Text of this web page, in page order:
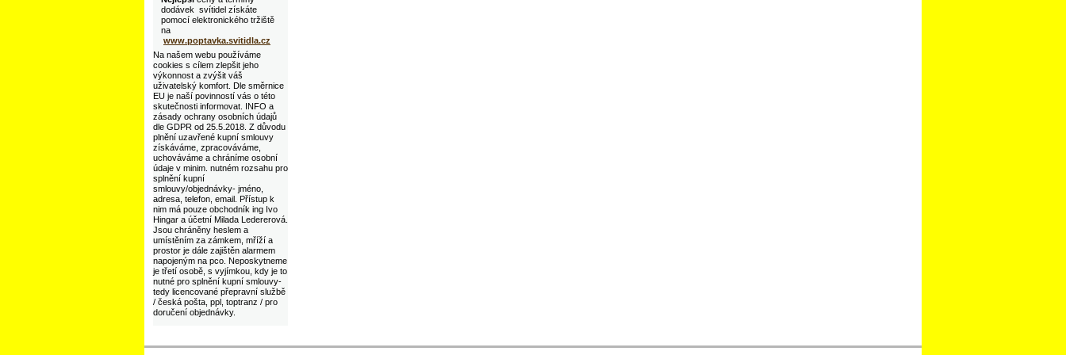
dodávek svítidel získáte
pomocí elektronického tržiště
na
www.poptavka.svitidla.cz
Na našem webu používáme
cookies s cílem zlepšit jeho
výkonnost a zvýšit váš
uživatelský komfort. Dle směrnice
EU je naší povinností vás o této
skutečnosti informovat. INFO a
zásady ochrany osobních údajů
dle GDPR od 25.5.2018. Z důvodu
plnění uzavřené kupní smlouvy
získáváme, zpracováváme,
uchováváme a chráníme osobní
údaje v minim. nutném rozsahu pro
splnění kupní
smlouvy/objednávky- jméno,
adresa, telefon, email. Přístup k
nim má pouze obchodník ing Ivo
Hingar a účetní Milada Ledererová.
Jsou chráněny heslem a
umístěním za zámkem, mříží a
prostor je dále zajištěn alarmem
napojeným na pco. Neposkytneme
je třetí osobě, s vyjímkou, kdy je to
nutné pro splnění kupní smlouvy-
tedy licencované přepravní službě
/ česká pošta, ppl, toptranz / pro
doručení objednávky.